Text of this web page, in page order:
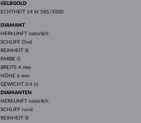
GELBGOLD
ECHTHEIT 14 kt 585/1000
DIAMANT
HERKUNFT natürlich
SCHLIFF Oval
REINHEIT SI
FARBE G
BREITE 4 mm
HÖHE 6 mm
GEWICHT 0.4 ct
DIAMANTEN
HERKUNFT natürlich
SCHLIFF rund
REINHEIT SI